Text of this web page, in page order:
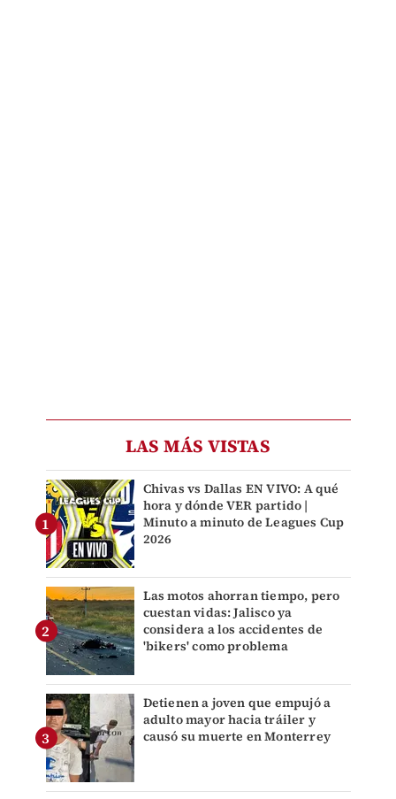
LAS MÁS VISTAS
Chivas vs Dallas EN VIVO: A qué
hora y dónde VER partido |
Minuto a minuto de Leagues Cup
2026
Las motos ahorran tiempo, pero
cuestan vidas: Jalisco ya
considera a los accidentes de
'bikers' como problema
Detienen a joven que empujó a
adulto mayor hacia tráiler y
causó su muerte en Monterrey